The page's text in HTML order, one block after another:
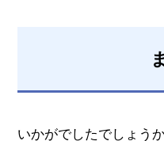
いかがでしたでしょうか